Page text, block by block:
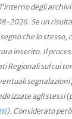
degli
2026. Se un
che lo stesso,
inserito. Il
Regionali sul cui
segnalazioni
agli stessi
). Considerato però